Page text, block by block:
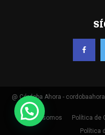
@ Córdoba Ahora -
Quienes somos Política de
Política